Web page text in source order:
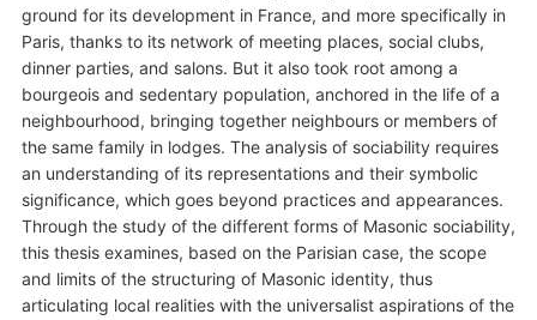
ground for its development in France, and more specifically in
Paris, thanks to its network of meeting places, social clubs,
dinner parties, and salons. But it also took root among a
bourgeois and sedentary population, anchored in the life of a
neighbourhood, bringing together neighbours or members of
the same family in lodges. The analysis of sociability requires
an understanding of its representations and their symbolic
significance, which goes beyond practices and appearances.
Through the study of the different forms of Masonic sociability,
this thesis examines, based on the Parisian case, the scope
and limits of the structuring of Masonic identity, thus
articulating local realities with the universalist aspirations of the